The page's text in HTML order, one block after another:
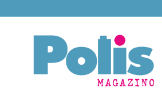
Polis
Magazino